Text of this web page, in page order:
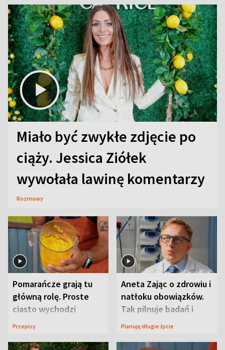
Miało być zwykłe zdjęcie po
ciąży. Jessica Ziółek
wywołała lawinę komentarzy
Rozmowy
Pomarańcze grają tu
główną rolę. Proste
ciasto wychodzi
wyjątkowo wilgotne
Przepisy
Aneta Zając o zdrowiu i
natłoku obowiązków.
Tak pilnuje badań i
wizyt
Planuję długie życie